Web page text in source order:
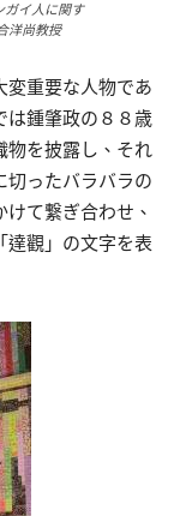
ガイ人に関す
洋尚教授
変重要な人物であ
は鍾肇政の８８歳
物を披露し、それ
切ったバラバラの
て繋ぎ合わせ、
達觀」の文字を表